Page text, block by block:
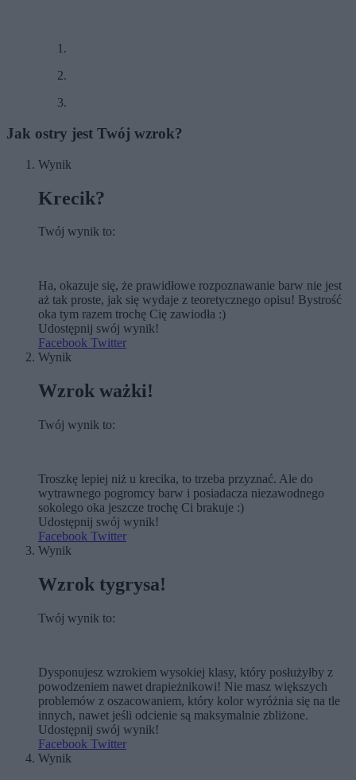
Jak ostry jest Twój wzrok?
Wynik
Krecik?
Twój wynik to:
Ha, okazuje się, że prawidłowe rozpoznawanie barw nie jest
aż tak proste, jak się wydaje z teoretycznego opisu! Bystrość
oka tym razem trochę Cię zawiodła :)
Udostępnij swój wynik!
Facebook Twitter
Wynik
Wzrok ważki!
Twój wynik to:
Troszkę lepiej niż u krecika, to trzeba przyznać. Ale do
wytrawnego pogromcy barw i posiadacza niezawodnego
sokolego oka jeszcze trochę Ci brakuje :)
Udostępnij swój wynik!
Facebook Twitter
Wynik
Wzrok tygrysa!
Twój wynik to:
Dysponujesz wzrokiem wysokiej klasy, który posłużyłby z
powodzeniem nawet drapieżnikowi! Nie masz większych
problemów z oszacowaniem, który kolor wyróżnia się na tle
innych, nawet jeśli odcienie są maksymalnie zbliżone.
Udostępnij swój wynik!
Facebook Twitter
Wynik